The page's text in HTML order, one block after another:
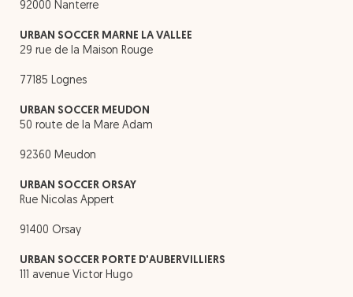
92000 Nanterre
URBAN SOCCER MARNE LA VALLEE
29 rue de la Maison Rouge
77185 Lognes
URBAN SOCCER MEUDON
50 route de la Mare Adam
92360 Meudon
URBAN SOCCER ORSAY
Rue Nicolas Appert
91400 Orsay
URBAN SOCCER PORTE D'AUBERVILLIERS
111 avenue Victor Hugo